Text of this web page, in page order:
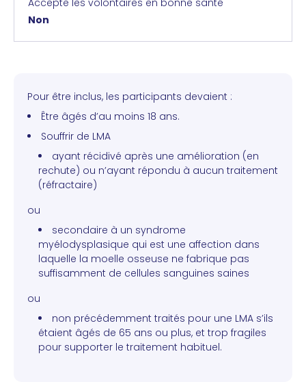
Accepte les volontaires en bonne santé
Non
Pour être inclus, les participants devaient :
Être âgés d’au moins 18 ans.
Souffrir de LMA
ayant récidivé après une amélioration (en
rechute) ou n’ayant répondu à aucun traitement
(réfractaire)
ou
secondaire à un syndrome
myélodysplasique qui est une affection dans
laquelle la moelle osseuse ne fabrique pas
suffisamment de cellules sanguines saines
ou
non précédemment traités pour une LMA s’ils
étaient âgés de 65 ans ou plus, et trop fragiles
pour supporter le traitement habituel.